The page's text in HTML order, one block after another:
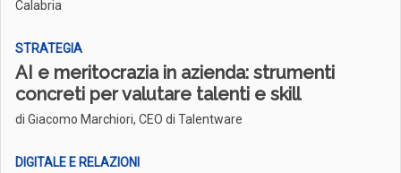
Calabria
STRATEGIA
AI e meritocrazia in azienda: strumenti
concreti per valutare talenti e skill
di Giacomo Marchiori, CEO di Talentware
DIGITALE E RELAZIONI